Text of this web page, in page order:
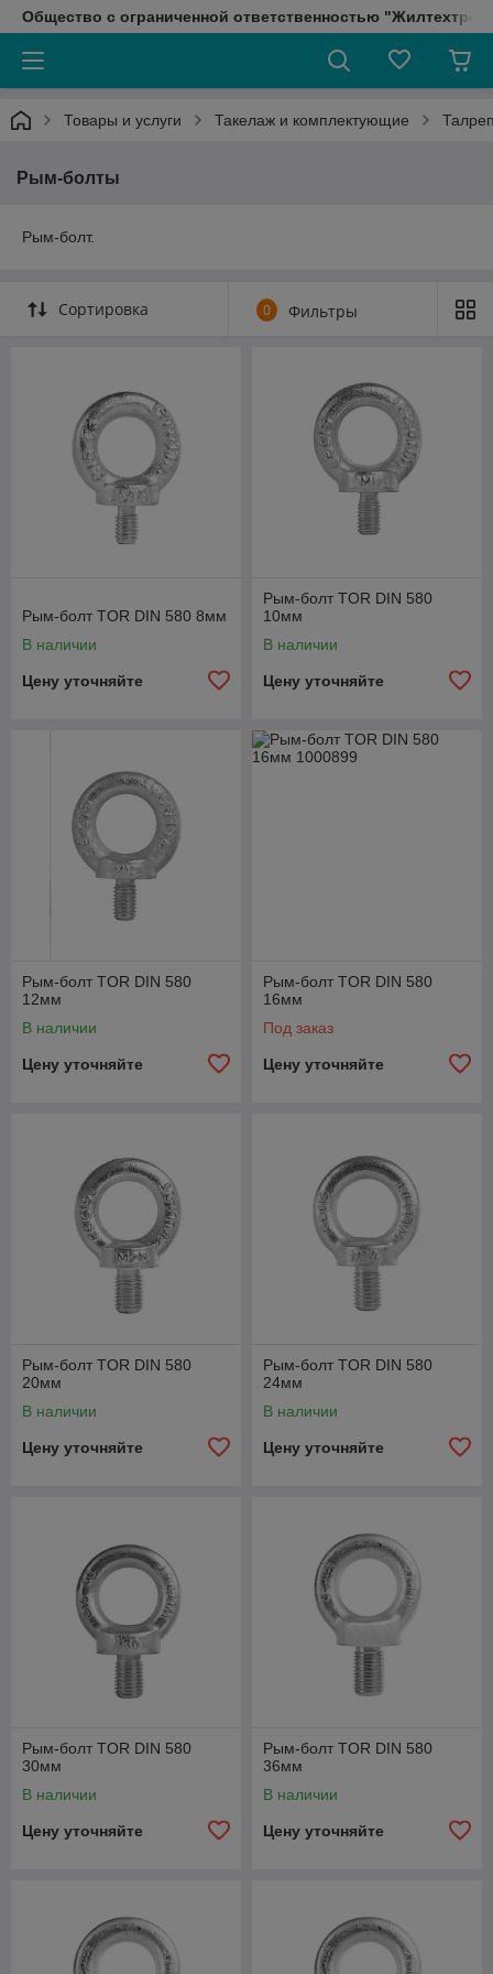
Общество с ограниченной ответственностью
Товары и услуги Такелаж и комплектующие
Рым-болты
Рым-болт.
Сортировка 0 Фильтры
Рым-болт TOR DIN 580 8мм
В наличии
Цену уточняйте
Рым-болт TOR DIN 580
10мм
В наличии
Цену уточняйте
Рым-болт TOR DIN 580
12мм
В наличии
Цену уточняйте
Рым-болт TOR DIN 580
16мм
Под заказ
Цену уточняйте
Рым-болт TOR DIN 580
20мм
В наличии
Цену уточняйте
Рым-болт TOR DIN 580
24мм
В наличии
Цену уточняйте
Рым-болт TOR DIN 580
30мм
В наличии
Цену уточняйте
Рым-болт TOR DIN 580
36мм
В наличии
Цену уточняйте